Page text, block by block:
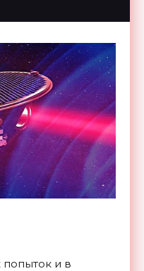
попыток и в